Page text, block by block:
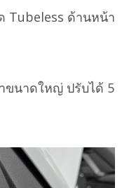
Tubeless ด้านหน้า
ขนาดใหญ่ ปรับได้ 5